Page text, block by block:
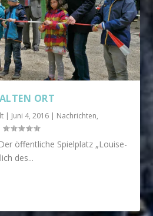
ORT
| Juni 4, 2016 | Nachrichten,
öffentliche Spielplatz „Louise-
des...